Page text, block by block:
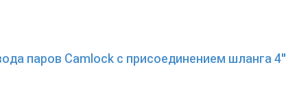
паров Camlock с присоединением шланга 4"